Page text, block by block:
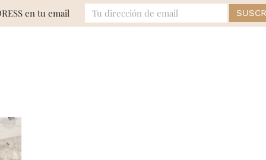
EVENTOS BELLEZA
en tu email